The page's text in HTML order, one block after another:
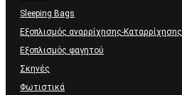
Sleeping Bags
Εξοπλισμός αναρρίχησης-Καταρρίχησης
Εξοπλισμός φαγητού
Σκηνές
Φωτιστικά